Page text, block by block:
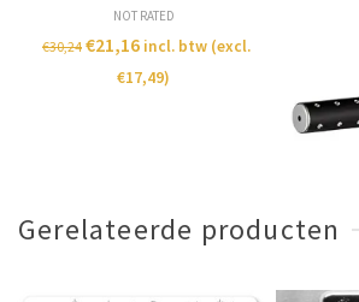
NOT RATED
€30,24 €21,16 incl. btw (excl.
€17,49)
Gerelateerde producten